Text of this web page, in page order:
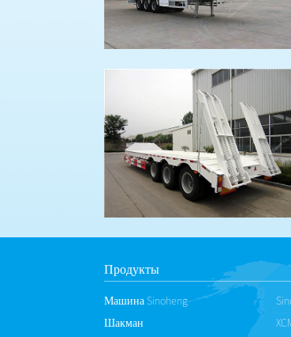
Продукты
Машина Sinoheng
Шакман